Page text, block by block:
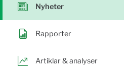
Nyheter
Rapporter
Artiklar & analyser